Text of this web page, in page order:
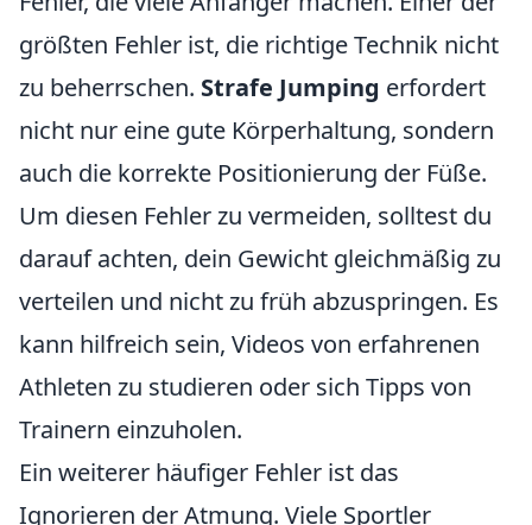
größten Fehler ist, die richtige Technik nicht
zu beherrschen. Strafe Jumping erfordert
nicht nur eine gute Körperhaltung, sondern
auch die korrekte Positionierung der Füße.
Um diesen Fehler zu vermeiden, solltest du
darauf achten, dein Gewicht gleichmäßig zu
verteilen und nicht zu früh abzuspringen. Es
kann hilfreich sein, Videos von erfahrenen
Athleten zu studieren oder sich Tipps von
Trainern einzuholen.
Ein weiterer häufiger Fehler ist das
Ignorieren der Atmung. Viele Sportler